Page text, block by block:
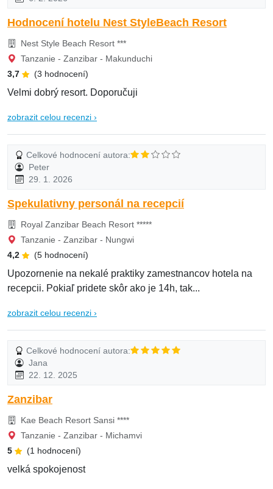
Hodnocení hotelu Nest StyleBeach Resort
Nest Style Beach Resort ***
Tanzanie - Zanzibar - Makunduchi
3,7
(3 hodnocení)
Velmi dobrý resort. Doporučuji
zobrazit celou recenzi ›
Celkové hodnocení autora:
Peter
29. 1. 2026
Spekulativny personál na recepcií
Royal Zanzibar Beach Resort *****
Tanzanie - Zanzibar - Nungwi
4,2
(5 hodnocení)
Upozornenie na nekalé praktiky zamestnancov hotela na
recepcii. Pokiaľ pridete skôr ako je 14h, tak...
zobrazit celou recenzi ›
Celkové hodnocení autora:
Jana
22. 12. 2025
Zanzibar
Kae Beach Resort Sansi ****
Tanzanie - Zanzibar - Michamvi
5
(1 hodnocení)
velká spokojenost